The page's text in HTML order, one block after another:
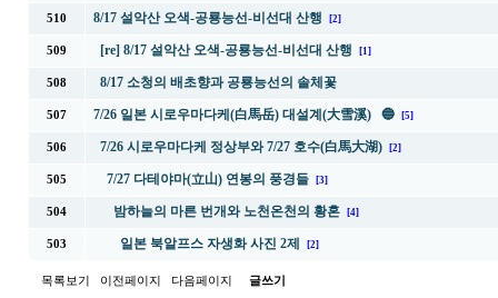
510 8/17 설악산 오색-공룡능선-비선대 산행 [2]
509 [re] 8/17 설악산 오색-공룡능선-비선대 산행 [1]
508 8/17 소청의 배초향과 공룡능선의 솔체꽃
507 7/26 일본 시로우마다케(白馬岳) 대설계(大雪溪) 🔵 [5]
506 7/26 시로우마다케 정상부와 7/27 호수(白馬大湖) [2]
505 7/27 다테야마(立山) 연봉의 풍경들 [3]
504 밤하늘의 마른 번개와 노천온천의 황혼 [4]
503 일본 북알프스 자생화 사진 2제 [2]
목록보기 이전페이지 다음페이지 글쓰기